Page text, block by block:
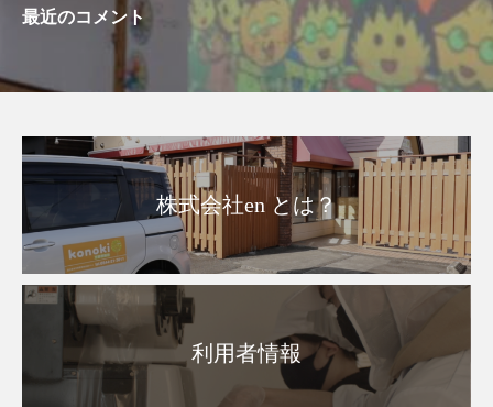
最近のコメント
株式会社en とは？
利用者情報